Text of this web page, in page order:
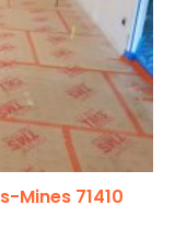
Mines 71410